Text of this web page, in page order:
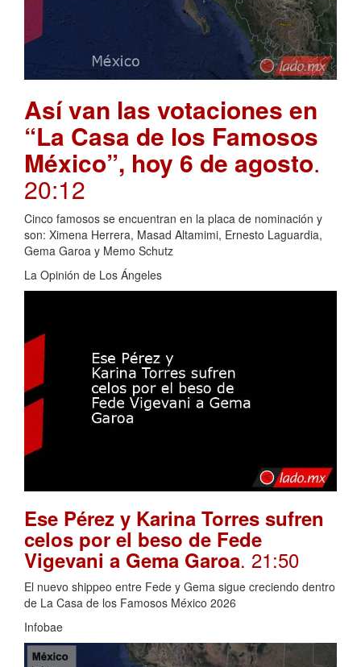
Así van las votaciones en
“La Casa de los Famosos
México”, hoy 6 de agosto.
20:12
Cinco famosos se encuentran en la placa de nominación y
son: Ximena Herrera, Masad Altamimi, Ernesto Laguardia,
Gema Garoa y Memo Schutz
La Opinión de Los Ángeles
Ese Pérez y Karina Torres sufren
celos por el beso de Fede
Vigevani a Gema Garoa. 21:50
El nuevo shippeo entre Fede y Gema sigue creciendo dentro
de La Casa de los Famosos México 2026
Infobae